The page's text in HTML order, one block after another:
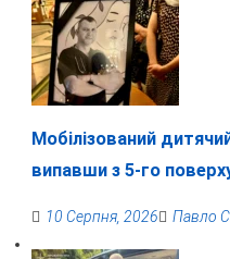
Мобілізований
випавши з 5-го
10 Серпня, 2026 Павло